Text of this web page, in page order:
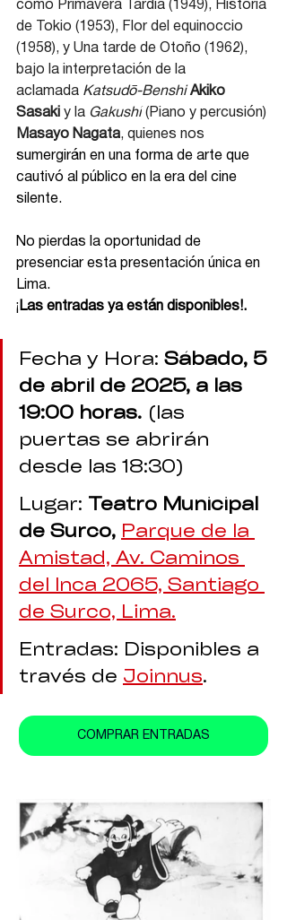
como Primavera Tardía (1949), Historia
de Tokio (1953), Flor del equinoccio
(1958), y Una tarde de Otoño (1962),
bajo la interpretación de la
aclamada Katsudō-Benshi Akiko
Sasaki y la Gakushi (Piano y percusión)
Masayo Nagata, quienes nos
sumergirán en una forma de arte que
cautivó al público en la era del cine
silente.
No pierdas la oportunidad de
presenciar esta presentación única en
Lima.
¡ Las entradas ya están disponibles!.
Fecha y Hora: Sábado, 5
de abril de 2025, a las
19:00 horas. (las
puertas se abrirán
desde las 18:30)
Lugar: Teatro Municipal
de Surco, Parque de la
Amistad, Av. Caminos
del Inca 2065, Santiago
de Surco, Lima.​
Entradas: Disponibles a
través de Joinnus.​
COMPRAR ENTRADAS